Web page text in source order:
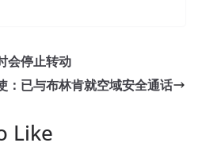
会停止转动
：已与布林肯就空域安全通话
Like